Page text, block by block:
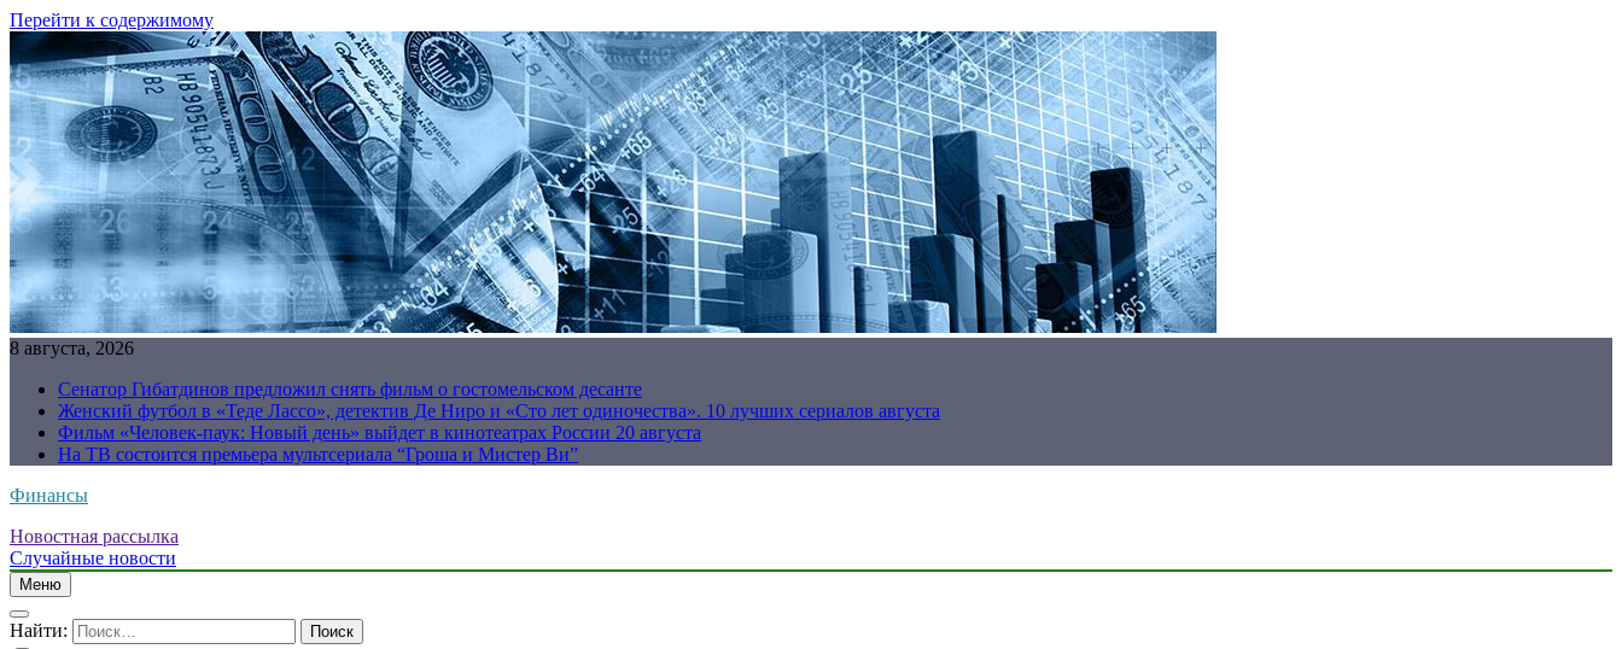
Перейти к содержимому
8 августа, 2026
Сенатор Гибатдинов предложил снять фильм о гостомельском десанте
Женский футбол в «Теде Лассо», детектив Де Ниро и «Сто лет одиночества». 10 лучших сериалов августа
Фильм «Человек-паук: Новый день» выйдет в кинотеатрах России 20 августа
На ТВ состоится премьера мультсериала “Гроша и Мистер Ви”
Финансы
Новостная рассылка
Случайные новости
Меню
Найти: